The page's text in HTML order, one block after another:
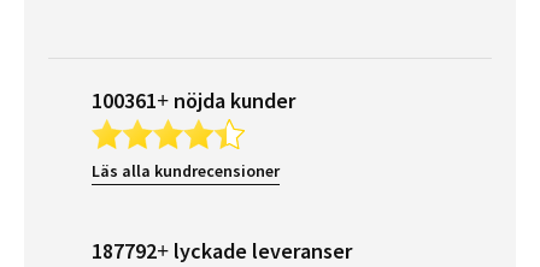
100361+ nöjda kunder
Läs alla kundrecensioner
187792+ lyckade leveranser